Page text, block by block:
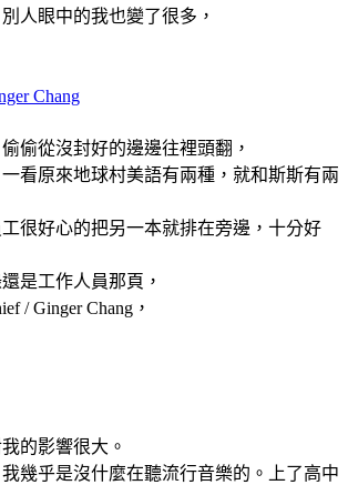
人眼中的我也變了很多，
Chang
偷從沒封好的邊邊往裡頭翻，
看原來地球村美語有兩種，就和斯斯有兩
很好心的把另一本就排在旁邊，十分好
是工作人員那頁，
/ Ginger Chang，
影響很大。
乎是沒什麼在聽流行音樂的。上了高中